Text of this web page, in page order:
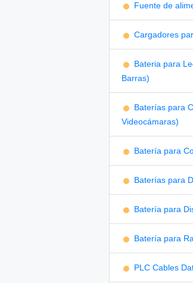
Fuente de
Cargadores
Bateria para
Barras)
Baterías para
Videocámaras)
Batería para
Baterías para
Batería para
Batería para
PLC Cables